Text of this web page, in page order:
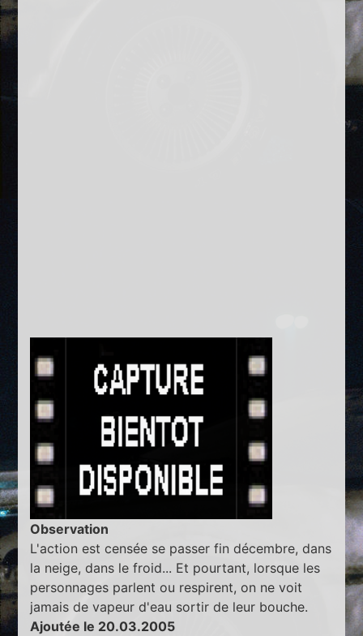
Observation
L'action est censée se passer fin décembre, dans
la neige, dans le froid... Et pourtant, lorsque les
personnages parlent ou respirent, on ne voit
jamais de vapeur d'eau sortir de leur bouche.
Ajoutée le 20.03.2005